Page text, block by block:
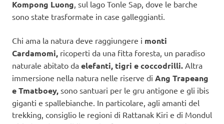
Kompong Luong, sul lago Tonle Sap, dove le barche
sono state trasformate in case galleggianti.
Chi ama la natura deve raggiungere i monti
Cardamomi, ricoperti da una fitta foresta, un paradiso
naturale abitato da elefanti, tigri e coccodrilli. Altra
immersione nella natura nelle riserve di Ang Trapeang
e Tmatboey, sono santuari per le gru antigone e gli ibis
giganti e spallebianche. In particolare, agli amanti del
trekking, consiglio le regioni di Rattanak Kiri e di Mondul